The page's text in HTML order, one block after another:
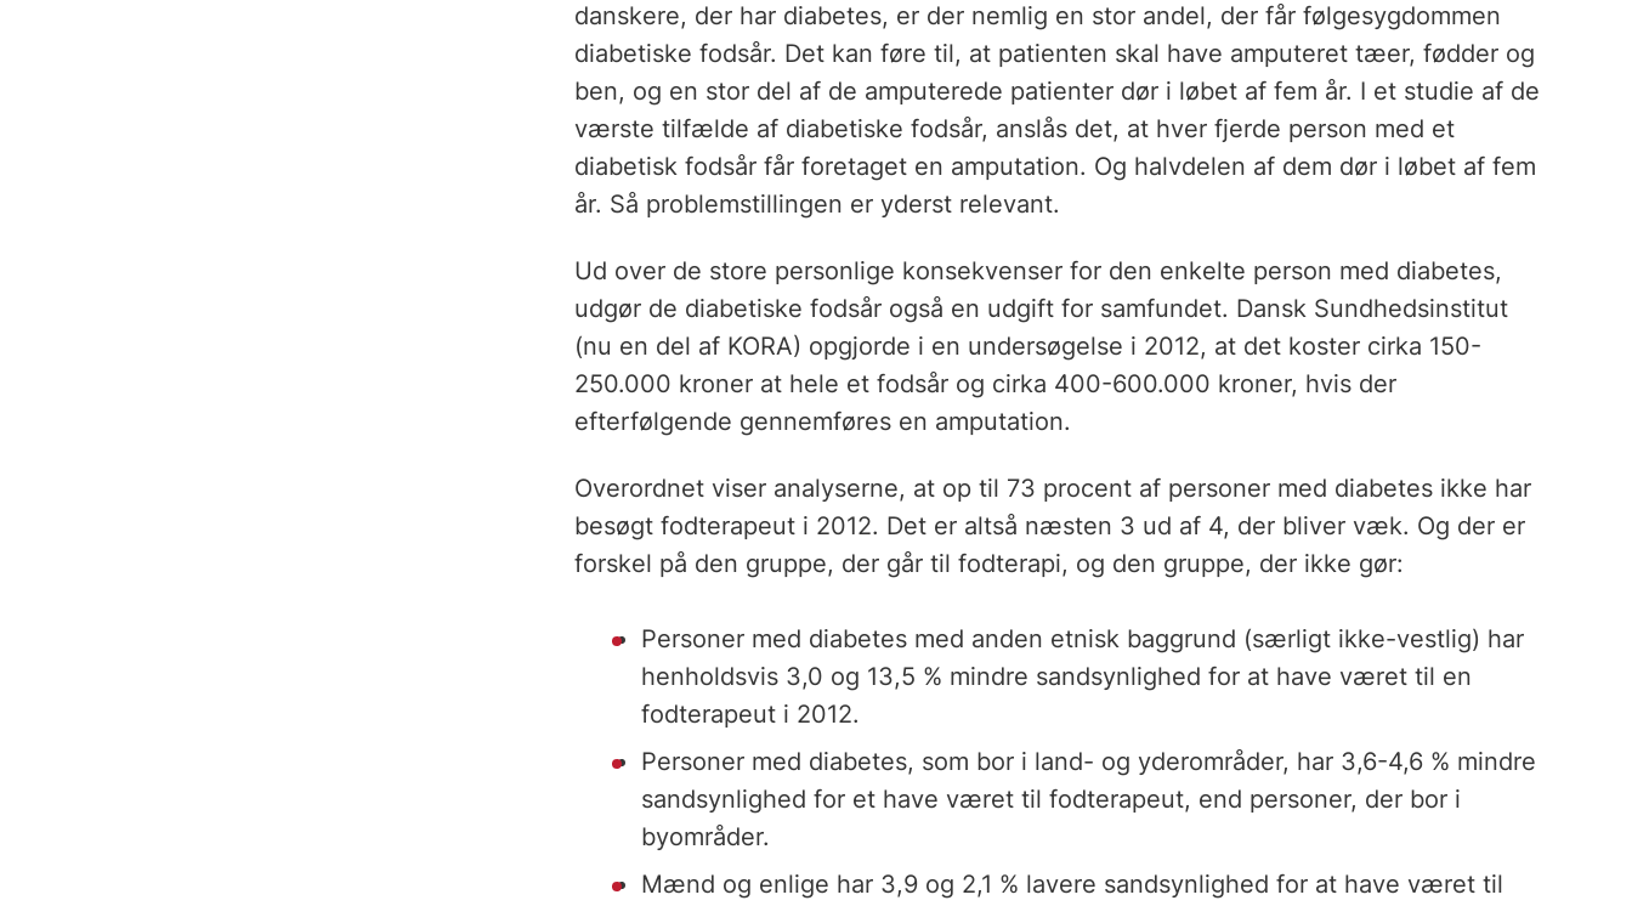
danskere, der har diabetes, er der nemlig en stor andel, der får følgesygdommen
diabetiske fodsår. Det kan føre til, at patienten skal have amputeret tæer, fødder og
ben, og en stor del af de amputerede patienter dør i løbet af fem år. I et studie af de
værste tilfælde af diabetiske fodsår, anslås det, at hver fjerde person med et
diabetisk fodsår får foretaget en amputation. Og halvdelen af dem dør i løbet af fem
år. Så problemstillingen er yderst relevant.
Ud over de store personlige konsekvenser for den enkelte person med diabetes,
udgør de diabetiske fodsår også en udgift for samfundet. Dansk Sundhedsinstitut
(nu en del af KORA) opgjorde i en undersøgelse i 2012, at det koster cirka 150-
250.000 kroner at hele et fodsår og cirka 400-600.000 kroner, hvis der
efterfølgende gennemføres en amputation.
Overordnet viser analyserne, at op til 73 procent af personer med diabetes ikke har
besøgt fodterapeut i 2012. Det er altså næsten 3 ud af 4, der bliver væk. Og der er
forskel på den gruppe, der går til fodterapi, og den gruppe, der ikke gør:
Personer med diabetes med anden etnisk baggrund (særligt ikke-vestlig) har
henholdsvis 3,0 og 13,5 % mindre sandsynlighed for at have været til en
fodterapeut i 2012.
Personer med diabetes, som bor i land- og yderområder, har 3,6-4,6 % mindre
sandsynlighed for et have været til fodterapeut, end personer, der bor i
byområder.
Mænd og enlige har 3,9 og 2,1 % lavere sandsynlighed for at have været til